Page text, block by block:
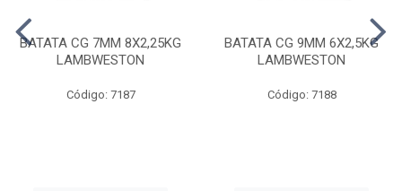
BATATA CG 7MM 8X2,25KG
LAMBWESTON
Código: 7187
BATATA CG 9MM 6X2,5KG
LAMBWESTON
Código: 7188